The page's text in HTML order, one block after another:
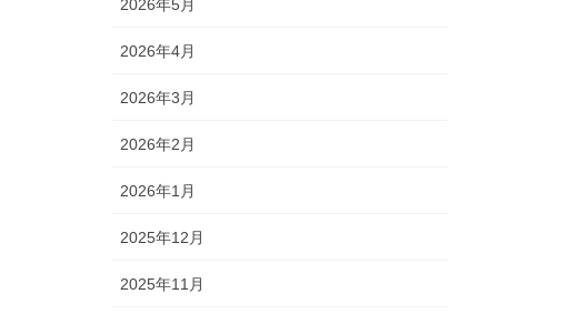
2026年5月
2026年4月
2026年3月
2026年2月
2026年1月
2025年12月
2025年11月